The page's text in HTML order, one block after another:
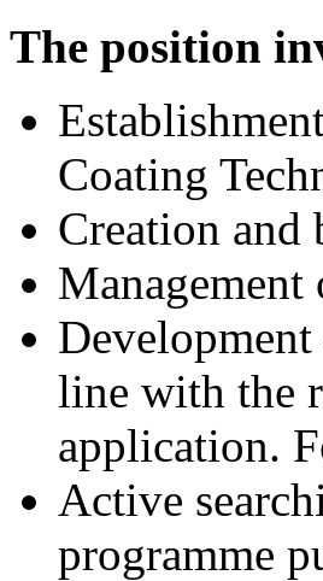
The position
Coating
Creation and
line with the
application.
Active
programme